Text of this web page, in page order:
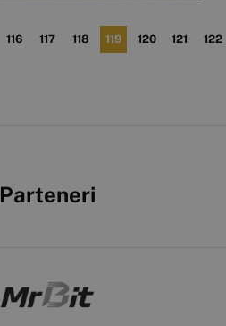
116 117 118 119 120 121 122
Parteneri